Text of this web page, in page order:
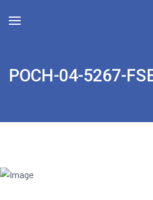
POCH-04-5267-